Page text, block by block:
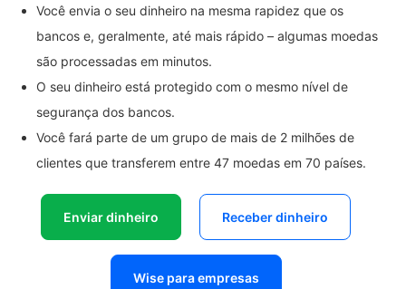
Você envia o seu dinheiro na mesma rapidez que os
bancos e, geralmente, até mais rápido – algumas moedas
são processadas em minutos.
O seu dinheiro está protegido com o mesmo nível de
segurança dos bancos.
Você fará parte de um grupo de mais de 2 milhões de
clientes que transferem entre 47 moedas em 70 países.
Enviar dinheiro Receber dinheiro
Wise para empresas